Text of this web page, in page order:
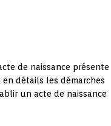
de naissance présente
détails les démarches
un acte de naissance